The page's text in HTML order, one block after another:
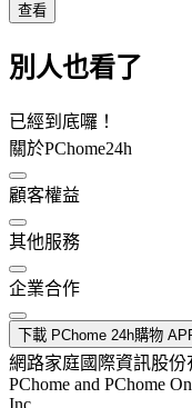
查看
別人也看了
已經到底囉！
關於PChome24h
顧客權益
其他服務
企業合作
下載 PChome 24h購物
網路家庭國際資訊股
PChome and PChome
Inc.